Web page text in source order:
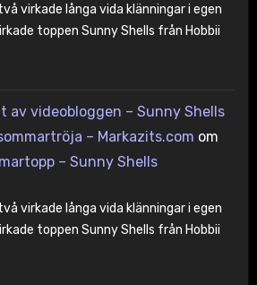
virkade långa vida klänningar i egen
toppen Sunny Shells från Hobbii
av videobloggen – Sunny Shells
– Markazits.com om
– Sunny Shells
virkade långa vida klänningar i egen
toppen Sunny Shells från Hobbii